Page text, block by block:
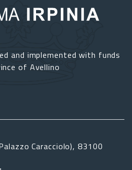
and implemented with funds
of Avellino
Caracciolo), 83100